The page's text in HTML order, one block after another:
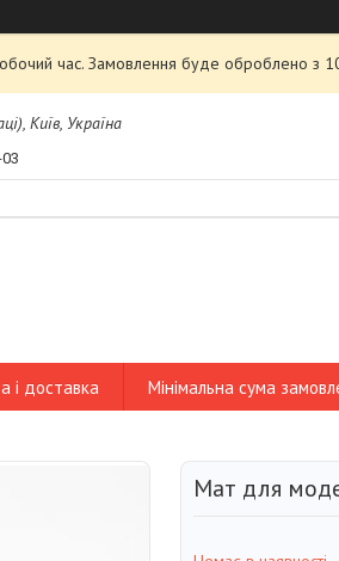
час. Замовлення буде оброблено з
Київ, Україна
і доставка Мінімальна сума
Мат для